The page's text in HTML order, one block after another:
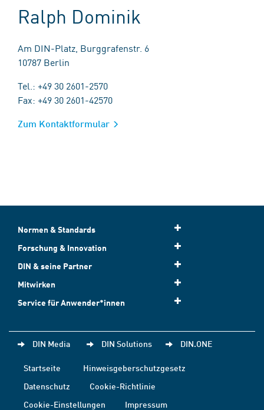
Ralph Dominik
Am DIN-Platz, Burggrafenstr. 6
10787 Berlin
Tel.: +49 30 2601-2570
Fax: +49 30 2601-42570
Zum Kontaktformular
Normen & Standards
Forschung & Innovation
DIN & seine Partner
Mitwirken
Service für Anwender*innen
DIN Media DIN Solutions DIN.ONE
Startseite
Hinweisgeberschutzgesetz
Datenschutz
Cookie-Richtlinie
Cookie-Einstellungen
Impressum